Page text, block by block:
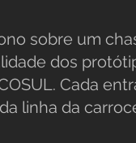
sobre um
dos
Cada
linha da